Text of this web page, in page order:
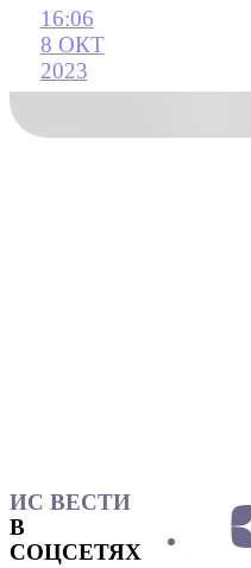
16:06
8 ОКТ
2023
ИС ВЕСТИ
В
СОЦСЕТЯХ